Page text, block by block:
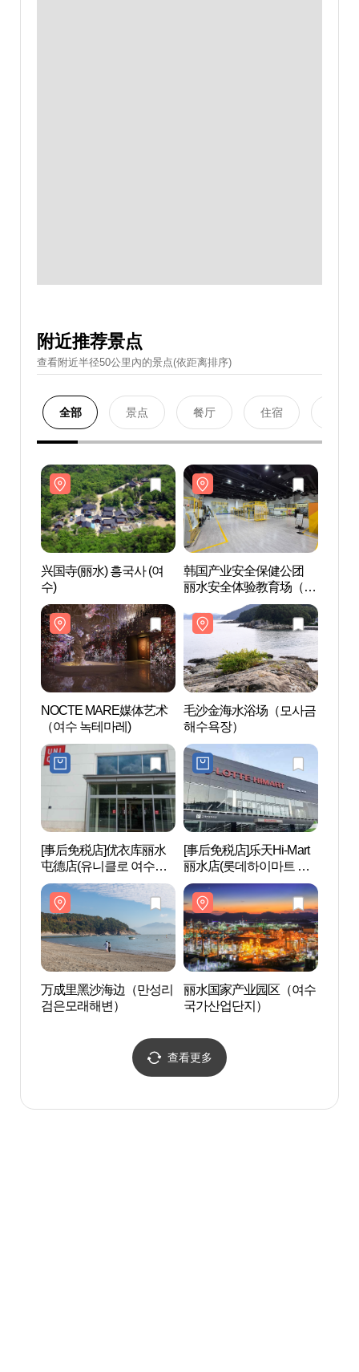
附近推荐景点
查看附近半径50公里內的景点(依距离排序)
全部 景点 餐厅 住宿
兴国寺(丽水) 흥국사 (여
수)
韩国产业安全保健公团
丽水安全体验教育场（한
국산업안전보건공단 여
수안전체험교육장）
NOCTE MARE媒体艺术
（여수 녹테마레)
毛沙金海水浴场（모사금
해수욕장）
[事后免税店]优衣库丽水
屯德店(유니클로 여수둔
덕점)
[事后免税店]乐天Hi-Mart
丽水店(롯데하이마트 여
수점)
万成里黑沙海边（만성리
검은모래해변）
丽水国家产业园区（여수
국가산업단지）
查看更多